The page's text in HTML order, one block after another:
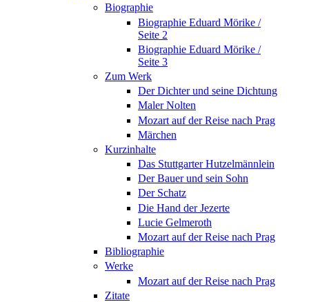
Biographie
Biographie Eduard Mörike /
Seite 2
Biographie Eduard Mörike /
Seite 3
Zum Werk
Der Dichter und seine Dichtung
Maler Nolten
Mozart auf der Reise nach Prag
Märchen
Kurzinhalte
Das Stuttgarter Hutzelmännlein
Der Bauer und sein Sohn
Der Schatz
Die Hand der Jezerte
Lucie Gelmeroth
Mozart auf der Reise nach Prag
Bibliographie
Werke
Mozart auf der Reise nach Prag
Zitate